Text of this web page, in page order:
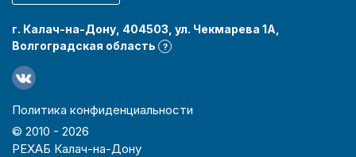
г. Калач-на-Дону, 404503, ул. Чекмарева 1А,
Волгоградская область
?
Политика конфиденциальности
© 2010 - 2026
РЕХАБ Калач-на-Дону